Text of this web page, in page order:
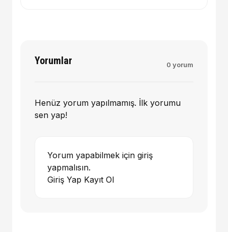
Yorumlar 0 yorum
Henüz yorum yapılmamış. İlk yorumu
sen yap!
Yorum yapabilmek için giriş
yapmalısın.
Giriş Yap Kayıt Ol